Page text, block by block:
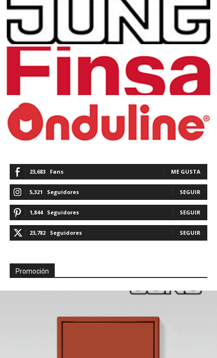
23,683 Fans ME GUSTA
5,321 Seguidores SEGUIR
1,844 Seguidores SEGUIR
23,782 Seguidores SEGUIR
Promoción